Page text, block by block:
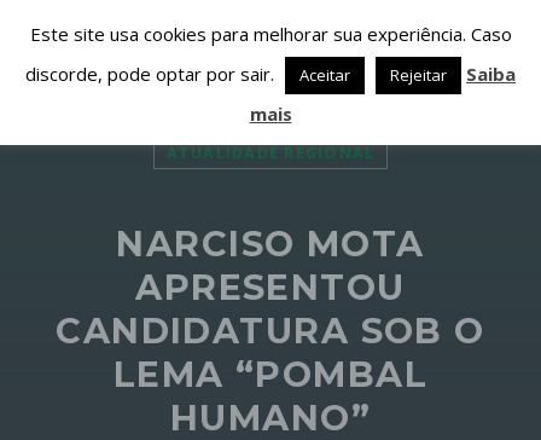
PESQUISAR NESTE WEBSITE:
PARTILHAR ESTA PÁGINA EM:
Twitter
ATUALIDADE REGIONAL
NARCISO MOTA
APRESENTOU
CANDIDATURA SOB O
LEMA “POMBAL
HUMANO”
Este site usa cookies para melhorar sua experiência. Caso
discorde, pode optar por sair.
Aceitar Rejeitar
Saiba
mais